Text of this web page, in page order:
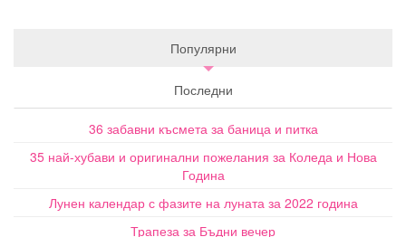
Популярни
Последни
36 забавни късмета за баница и питка
35 най-хубави и оригинални пожелания за Коледа и Нова
Година
Лунен календар с фазите на луната за 2022 година
Трапеза за Бъдни вечер